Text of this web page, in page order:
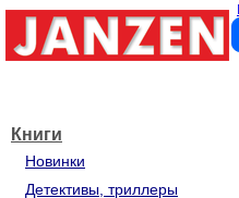
Книги
Новинки
Детективы, триллеры